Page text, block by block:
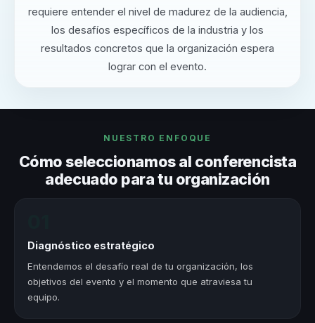
requiere entender el nivel de madurez de la audiencia,
los desafíos específicos de la industria y los
resultados concretos que la organización espera
lograr con el evento.
NUESTRO ENFOQUE
Cómo seleccionamos al conferencista
adecuado para tu organización
Diagnóstico estratégico
Entendemos el desafío real de tu organización, los
objetivos del evento y el momento que atraviesa tu
equipo.